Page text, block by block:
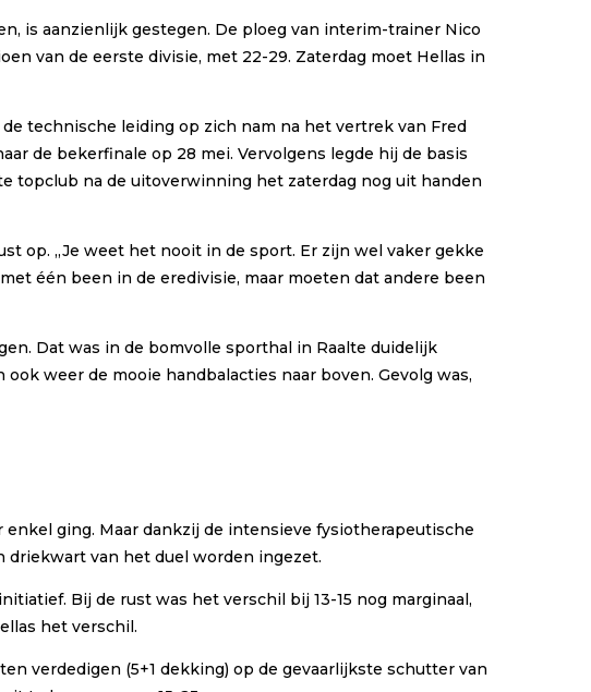
is aanzienlijk gestegen. De ploeg van interim-trainer Nico
van de eerste divisie, met 22-29. Zaterdag moet Hellas in
technische leiding op zich nam na het vertrek van Fred
de bekerfinale op 28 mei. Vervolgens legde hij de basis
topclub na de uitoverwinning het zaterdag nog uit handen
op. ,,Je weet het nooit in de sport. Er zijn wel vaker gekke
één been in de eredivisie, maar moeten dat andere been
Dat was in de bomvolle sporthal in Raalte duidelijk
weer de mooie handbalacties naar boven. Gevolg was,
ging. Maar dankzij de intensieve fysiotherapeutische
driekwart van het duel worden ingezet.
Bij de rust was het verschil bij 13-15 nog marginaal,
het verschil.
verdedigen (5+1 dekking) op de gevaarlijkste schutter van